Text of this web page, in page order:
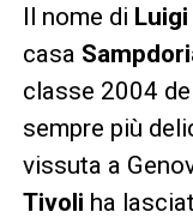
Il nome di
casa
classe 2004
sempre più
vissuta a
Tivoli ha